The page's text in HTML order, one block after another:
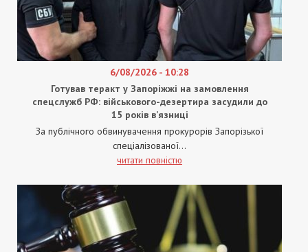
6/08/2026 - 10:28
Готував теракт у Запоріжжі на замовлення
спецслужб РФ: військового-дезертира засудили до
15 років в’язниці
За публічного обвинувачення прокурорів Запорізької
спеціалізованої...
читати повністю